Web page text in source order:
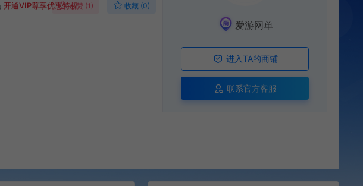
开通VIP尊享优惠特权点赞 (1 ) 收藏 (0)
爱游网单
进入TA的商铺
联系官方客服